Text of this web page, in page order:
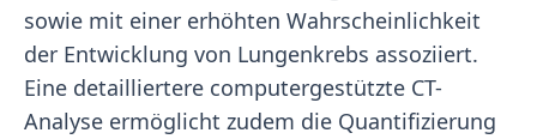
sowie mit einer erhöhten Wahrscheinlichkeit
der Entwicklung von Lungenkrebs assoziiert.
Eine detailliertere computergestützte CT-
Analyse ermöglicht zudem die Quantifizierung